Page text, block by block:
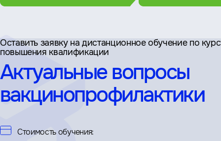
Оставить заявку на дистан­ционное обучение по
повышения квалификации
Актуальные вопросы
вакцинопрофилактики
Стоимость обучения: